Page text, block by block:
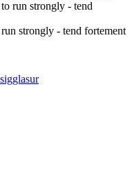
strongly - tend fortement